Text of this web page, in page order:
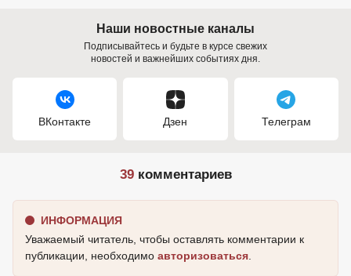
Наши новостные каналы
Подписывайтесь и будьте в курсе свежих
новостей и важнейших событиях дня.
ВКонтакте Дзен Телеграм
39комментариев
ИНФОРМАЦИЯ
Уважаемый читатель, чтобы оставлять комментарии к
публикации, необходимо авторизоваться